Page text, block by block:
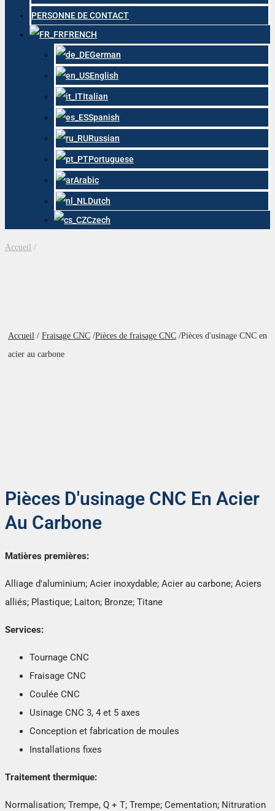
PERSONNE DE CONTACT
FRENCH
German
English
Italian
Spanish
Russian
Portuguese
Arabic
Dutch
Czech
Accueil /
Accueil / Fraisage CNC /Pièces de fraisage CNC /Pièces d'usinage CNC en
acier au carbone
Pièces D'usinage CNC En Acier
Au Carbone
Matières premières:
Alliage d'aluminium; Acier inoxydable; Acier au carbone; Aciers
alliés; Plastique; Laiton; Bronze; Titane
Services:
Tournage CNC
Fraisage CNC
Coulée CNC
Usinage CNC 3, 4 et 5 axes
Conception et fabrication de moules
Installations fixes
Traitement thermique:
Normalisation; Trempe, Q + T; Trempe; Cementation; Nitruration